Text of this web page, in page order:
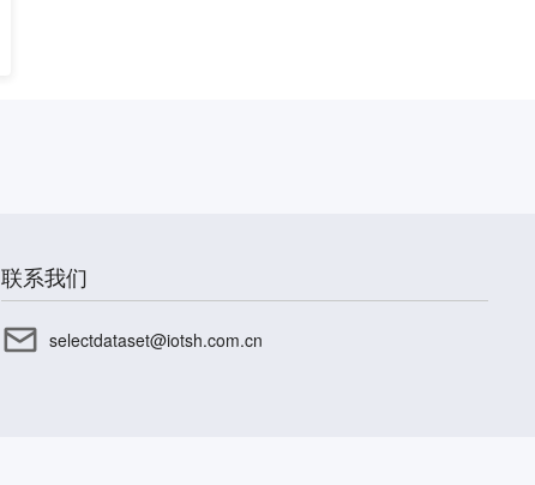
联系我们
selectdataset@iotsh.com.cn